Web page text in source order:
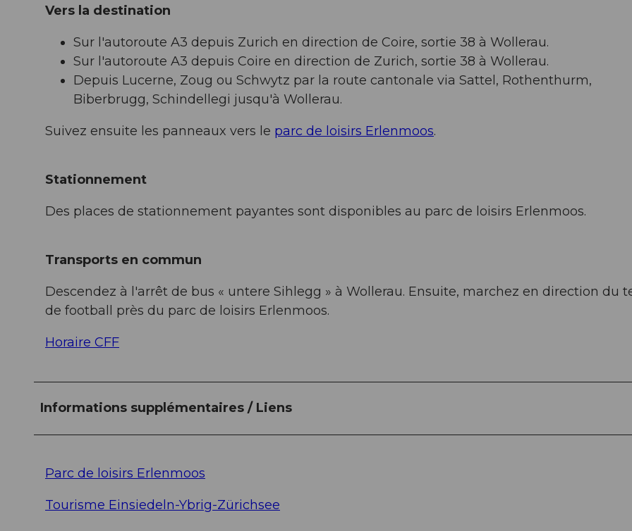
Vers la destination
Sur l'autoroute A3 depuis Zurich en direction de Coire, sortie 38 à Wollerau.
Sur l'autoroute A3 depuis Coire en direction de Zurich, sortie 38 à Wollerau.
Depuis Lucerne, Zoug ou Schwytz par la route cantonale via Sattel, Rothenthurm,
Biberbrugg, Schindellegi jusqu'à Wollerau.
Suivez ensuite les panneaux vers le parc de loisirs Erlenmoos.
Stationnement
Des places de stationnement payantes sont disponibles au parc de loisirs Erlenmoos.
Transports en commun
Descendez à l'arrêt de bus « untere Sihlegg » à Wollerau. Ensuite, marchez en direction du
de football près du parc de loisirs Erlenmoos.
Horaire CFF
Informations supplémentaires / Liens
Parc de loisirs Erlenmoos
Tourisme Einsiedeln-Ybrig-Zürichsee